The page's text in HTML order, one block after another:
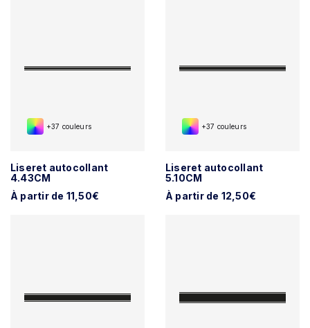
+37 couleurs
Liseret autocollant
4.43CM
À partir de 11,50€
+37 couleurs
Liseret autocollant
5.10CM
À partir de 12,50€